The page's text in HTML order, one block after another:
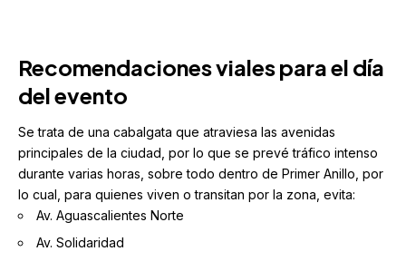
Recomendaciones viales para el día
del evento
Se trata de una cabalgata que atraviesa las avenidas
principales de la ciudad, por lo que se prevé tráfico intenso
durante varias horas, sobre todo dentro de Primer Anillo, por
lo cual, para quienes viven o transitan por la zona, evita:
Av. Aguascalientes Norte
Av. Solidaridad